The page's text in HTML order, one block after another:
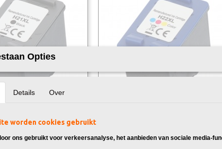
HP 21 XL Zwart
Zwart, geschikt voor: HP
Deskjet F2187HP…
Opties
Details Over
worden cookies gebruikt
ons gebruikt voor verkeersanalyse, het aanbieden van sociale media-